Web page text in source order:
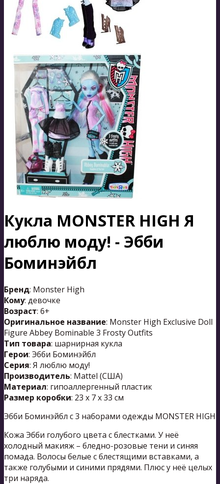
Кукла MONSTER HIGH Я
люблю моду! - Эбби
Боминэйбл
Бренд: Monster High
Кому: девочке
Возраст: 6+
Оригинальное название: Monster High Exclusive Doll
Figure Abbey Bominable 3 Frosty Outfits
Тип товара: шарнирная кукла
Герои: Эбби Боминэйбл
Серия: Я люблю моду!
Производитель: Mattel (США)
Материал: гипоаллергенный пластик
Размер коробки: 23 х 7 х 33 см
Эбби Боминэйбл с 3 наборами одежды MONSTER HIGH
Кожа Эбби голубого цвета с блестками. У неё
холодный макияж – бледно-розовые тени и синяя
помада. Волосы белые с блестящими вставками, а
также голубыми и синими прядями. Плюс у неё целых
три наряда.